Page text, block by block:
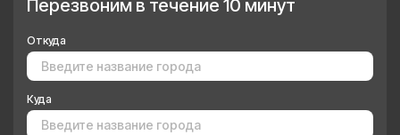
Перезвоним в течение 10 минут
Откуда
Куда